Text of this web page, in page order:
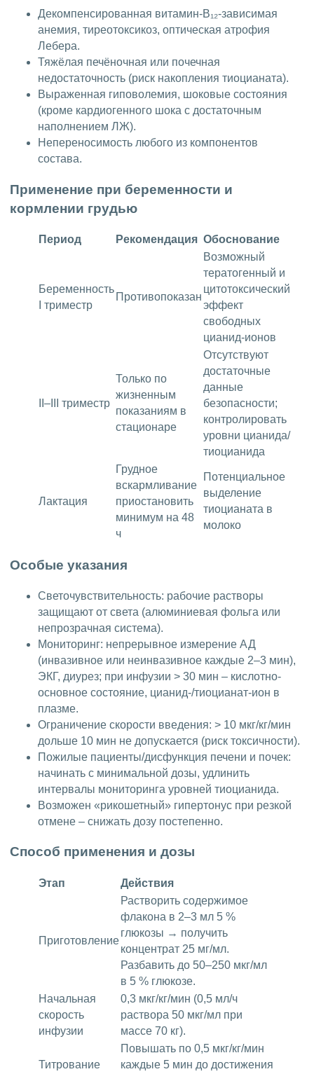
Декомпенсированная витамин-B₁₂-зависимая
анемия, тиреотоксикоз, оптическая атрофия
Лебера.
Тяжёлая печёночная или почечная
недостаточность (риск накопления тиоцианата).
Выраженная гиповолемия, шоковые состояния
(кроме кардиогенного шока с достаточным
наполнением ЛЖ).
Непереносимость любого из компонентов
состава.
Применение при беременности и
кормлении грудью
Период Рекомендация Обоснование
Беременность
I триместр
Противопоказан
Возможный
тератогенный и
цитотоксический
эффект
свободных
цианид-ионов
II–III триместр
Только по
жизненным
показаниям в
стационаре
Отсутствуют
достаточные
данные
безопасности;
контролировать
уровни цианида/
тиоцианида
Лактация
Грудное
вскармливание
приостановить
минимум на 48
ч
Потенциальное
выделение
тиоцианата в
молоко
Особые указания
Светочувствительность: рабочие растворы
защищают от света (алюминиевая фольга или
непрозрачная система).
Мониторинг: непрерывное измерение АД
(инвазивное или неинвазивное каждые 2–3 мин),
ЭКГ, диурез; при инфузии > 30 мин – кислотно-
основное состояние, цианид-/тиоцианат-ион в
плазме.
Ограничение скорости введения: > 10 мкг/кг/мин
дольше 10 мин не допускается (риск токсичности).
Пожилые пациенты/дисфункция печени и почек:
начинать с минимальной дозы, удлинить
интервалы мониторинга уровней тиоцианида.
Возможен «рикошетный» гипертонус при резкой
отмене – снижать дозу постепенно.
Способ применения и дозы
Этап Действия
Приготовление
Растворить содержимое
флакона в 2–3 мл 5 %
глюкозы → получить
концентрат 25 мг/мл.
Разбавить до 50–250 мкг/мл
в 5 % глюкозе.
Начальная
скорость
инфузии
0,3 мкг/кг/мин (0,5 мл/ч
раствора 50 мкг/мл при
массе 70 кг).
Титрование
Повышать по 0,5 мкг/кг/мин
каждые 5 мин до достижения